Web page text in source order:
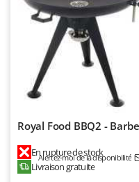
Oriental Koshin
Outdoorchef
Palazzetti
Palumbo Pavi
Paterlini
Philips
Pramac
Royal Food BBQ2 -
En rupture de stock
Alertez-moi de la disponibilité
Livraison gratuite